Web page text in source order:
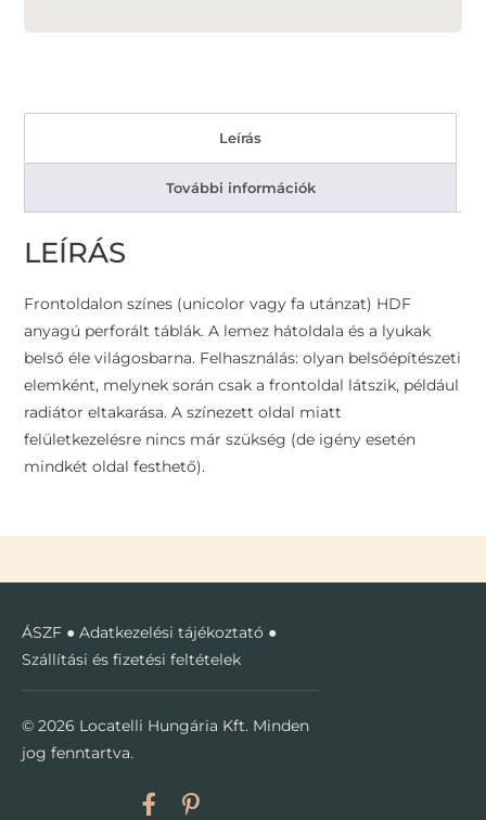
Leírás
További információk
LEÍRÁS
Frontoldalon színes (unicolor vagy fa utánzat) HDF
anyagú perforált táblák. A lemez hátoldala és a lyukak
belső éle világosbarna. Felhasználás: olyan belsőépítészeti
elemként, melynek során csak a frontoldal látszik, például
radiátor eltakarása. A színezett oldal miatt
felületkezelésre nincs már szükség (de igény esetén
mindkét oldal festhető).
ÁSZF ● Adatkezelési tájékoztató ●
Szállítási és fizetési feltételek
© 2026 Locatelli Hungária Kft. Minden
jog fenntartva.